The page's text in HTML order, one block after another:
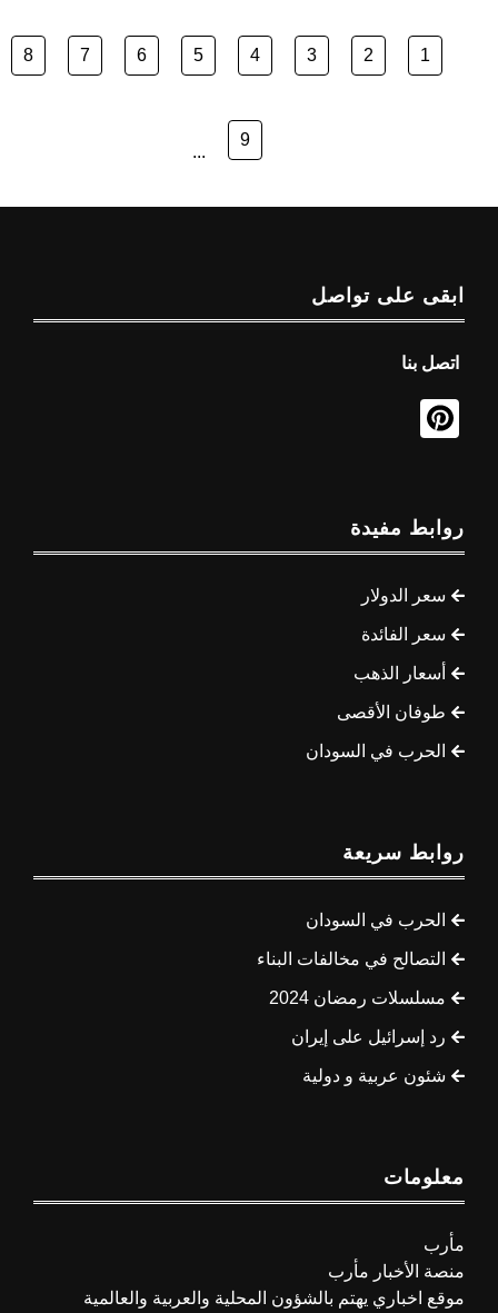
1
2
3
4
5
6
7
8
9
...
ابقى على تواصل
اتصل بنا
روابط مفيدة
سعر الدولار
سعر الفائدة
أسعار الذهب
طوفان الأقصى
الحرب في السودان
روابط سريعة
الحرب في السودان
التصالح في مخالفات البناء
مسلسلات رمضان 2024
رد إسرائيل على إيران
شئون عربية و دولية
معلومات
مأرب
منصة الأخبار مأرب
موقع اخباري يهتم بالشؤون المحلية والعربية والعالمية